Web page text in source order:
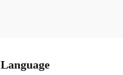
Language